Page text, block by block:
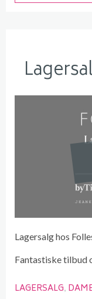
Lagersalg hos
Fantastiske tilbud
LAGERSALG